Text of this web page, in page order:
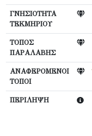
ΓΝΗΣΙΟΤΗΤΑ
ΤΕΚΜΗΡΙΟΥ
ΤΟΠΟΣ
ΠΑΡΑΛΑΒΗΣ
ΑΝΑΦΕΡΟΜΕΝΟΙ
ΤΟΠΟΙ
ΠΕΡΙΛΗΨΗ